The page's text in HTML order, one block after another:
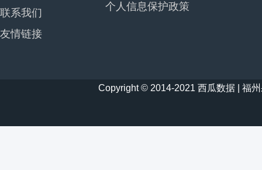
联系我们
友情链接
个人信息保护政策
Copyright © 2014-2021 西瓜数据 | 福